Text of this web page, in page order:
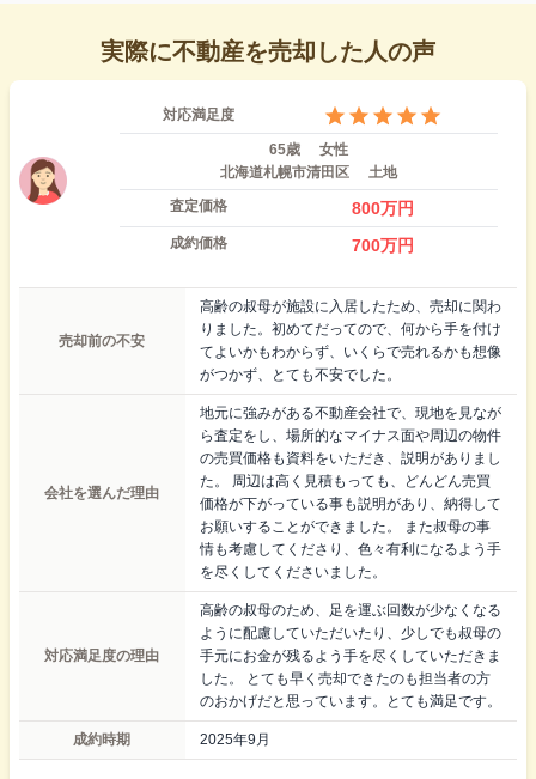
実際に不動産を売却した人の声
対応満足度
65歳
女性
北海道札幌市清田区
土地
査定価格
800万円
成約価格 700万円
売却前の不安
高齢の叔母が施設に入居したため、売却に関わ
りました。初めてだってので、何から手を付け
てよいかもわからず、いくらで売れるかも想像
がつかず、とても不安でした。
会社を選んだ理由
地元に強みがある不動産会社で、現地を見なが
ら査定をし、場所的なマイナス面や周辺の物件
の売買価格も資料をいただき、説明がありまし
た。 周辺は高く見積もっても、どんどん売買
価格が下がっている事も説明があり、納得して
お願いすることができました。 また叔母の事
情も考慮してくださり、色々有利になるよう手
を尽くしてくださいました。
対応満足度の理由
高齢の叔母のため、足を運ぶ回数が少なくなる
ように配慮していただいたり、少しでも叔母の
手元にお金が残るよう手を尽くしていただきま
した。 とても早く売却できたのも担当者の方
のおかげだと思っています。とても満足です。
成約時期 2025年9月